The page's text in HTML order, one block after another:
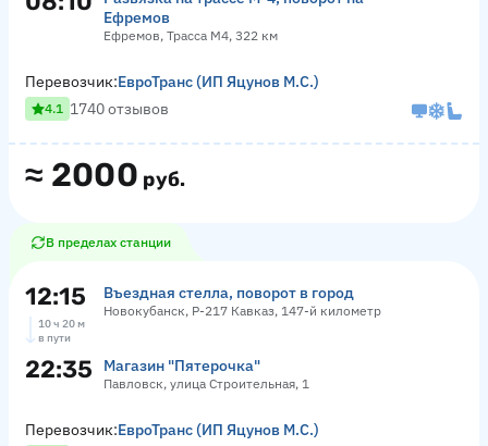
Ефремов
Ефремов, Трасса М4, 322 км
≈ 2000 руб.
Перевозчик:ЕвроТранс (ИП Яцунов М.С.)
4.1 1740 отзывов
В пределах станции
12:15 Въездная стелла, поворот в город
Новокубанск, Р-217 Кавказ, 147-й километр
10 ч 20 м
в пути
22:35 Магазин "Пятерочка"
Павловск, улица Строительная, 1
Перевозчик:ЕвроТранс (ИП Яцунов М.С.)